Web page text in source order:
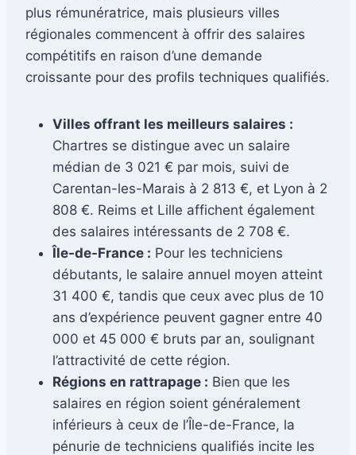
plus rémunératrice, mais plusieurs villes
régionales commencent à offrir des salaires
compétitifs en raison d’une demande
croissante pour des profils techniques qualifiés.
Villes offrant les meilleurs salaires :
Chartres se distingue avec un salaire
médian de 3 021 € par mois, suivi de
Carentan-les-Marais à 2 813 €, et Lyon à 2
808 €. Reims et Lille affichent également
des salaires intéressants de 2 708 €.
Île-de-France : Pour les techniciens
débutants, le salaire annuel moyen atteint
31 400 €, tandis que ceux avec plus de 10
ans d’expérience peuvent gagner entre 40
000 et 45 000 € bruts par an, soulignant
l’attractivité de cette région.
Régions en rattrapage : Bien que les
salaires en région soient généralement
inférieurs à ceux de l’Île-de-France, la
pénurie de techniciens qualifiés incite les